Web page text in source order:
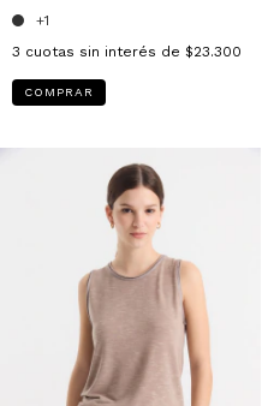
+1
3 cuotas sin interés de $23.300
COMPRAR